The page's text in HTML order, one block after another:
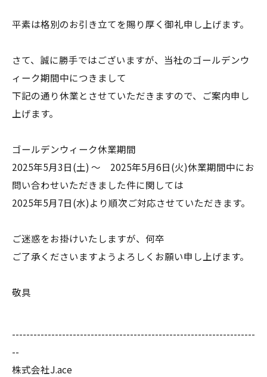
平素は格別のお引き立てを賜り厚く御礼申し上げます。
さて、誠に勝手ではございますが、当社のゴールデンウ
ィーク期間中につきまして
下記の通り休業とさせていただきますので、ご案内申し
上げます。
ゴールデンウィーク休業期間
2025年5月3日(土) 〜 2025年5月6日(火)休業期間中にお
問い合わせいただきました件に関しては
2025年5月7日(水)より順次ご対応させていただきます。
ご迷惑をお掛けいたしますが、何卒
ご了承くださいますようよろしくお願い申し上げます。
敬具
--------------------------------------------------------------------
--
株式会社J.ace